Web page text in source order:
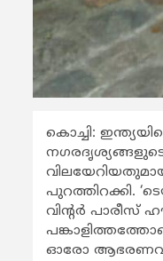
കൊച്ചി:
പുറത്തിറക്കി.
വിന്‍റർ പാരീസ്
ഓരോ ആഭരണവും